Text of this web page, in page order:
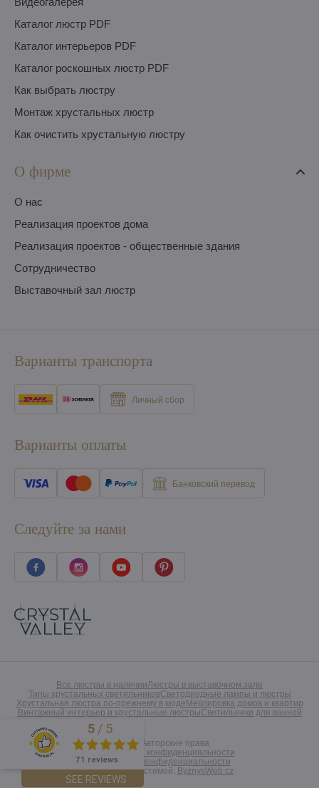
Каталог люстр PDF
Каталог интерьеров PDF
Каталог роскошных люстр PDF
Как выбрать люстру
Монтаж хрустальных люстр
Как очистить хрустальную люстру
О фирме
O нас
Pеализация проектов дома
Pеализация проектов - общественные здания
Сотрудничество
Выставочный зал люстр
Варианты транспорта
Личный сбор
Варианты оплаты
Банковский перевод
Следуйте за нами
Все люстры в наличииЛюстры в выставочном зале
Типы хрустальных светильниковСветодиодные лампы и люстры
Хрустальная люстра по-прежнему в моде Меблировка домов и квартир
Винтажный интерьер и хрустальные люстрыСветильники для ванной
©2026Авторские права
Предпочтения конфиденциальности
Заявление о конфиденциальности
Созданный системой: ByznysWeb.cz
Excellent
5 / 5
71 reviews
SEE REVIEWS